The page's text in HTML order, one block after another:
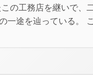
の工務店を継いで、
一途を辿っている。